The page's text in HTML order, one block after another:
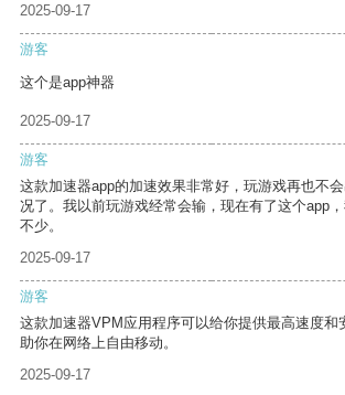
2025-09-17
游客
这个是app神器
2025-09-17
游客
这款加速器app的加速效果非常好，玩游戏再也不
况了。我以前玩游戏经常会输，现在有了这个app
不少。
2025-09-17
游客
这款加速器VPM应用程序可以给你提供最高速度和
助你在网络上自由移动。
2025-09-17